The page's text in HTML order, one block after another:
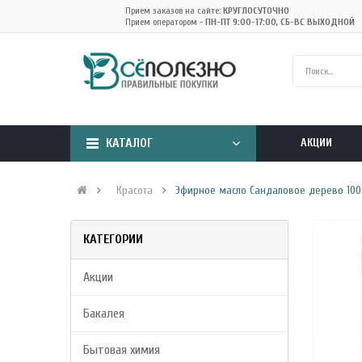
Прием заказов на сайте: КРУГЛОСУТОЧНО
Прием оператором - ПН-ПТ 9:00-17:00, СБ-ВС ВЫХОДНОЙ
КАТАЛОГ АКЦИИ
Красота Эфирное масло Сандаловое дерево
КАТЕГОРИИ
Акции
Бакалея
Бытовая химия